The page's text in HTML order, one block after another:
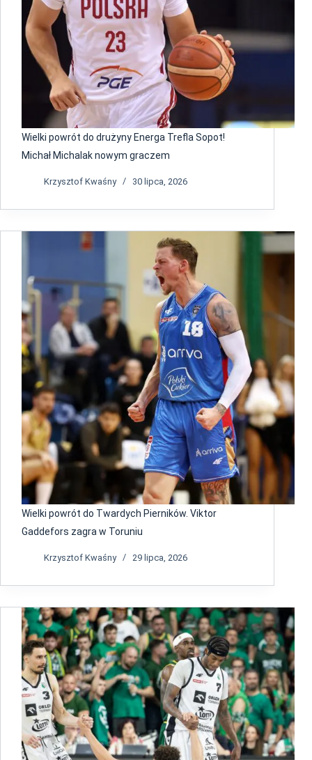
Wielki powrót do drużyny Energa Trefla Sopot!
Michał Michalak nowym graczem
Krzysztof Kwaśny 30 lipca, 2026
Wielki powrót do Twardych Pierników. Viktor
Gaddefors zagra w Toruniu
Krzysztof Kwaśny 29 lipca, 2026